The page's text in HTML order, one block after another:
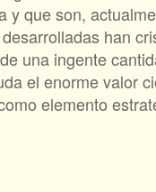
y que son,
han
una ingente
el enorme valor
elemento